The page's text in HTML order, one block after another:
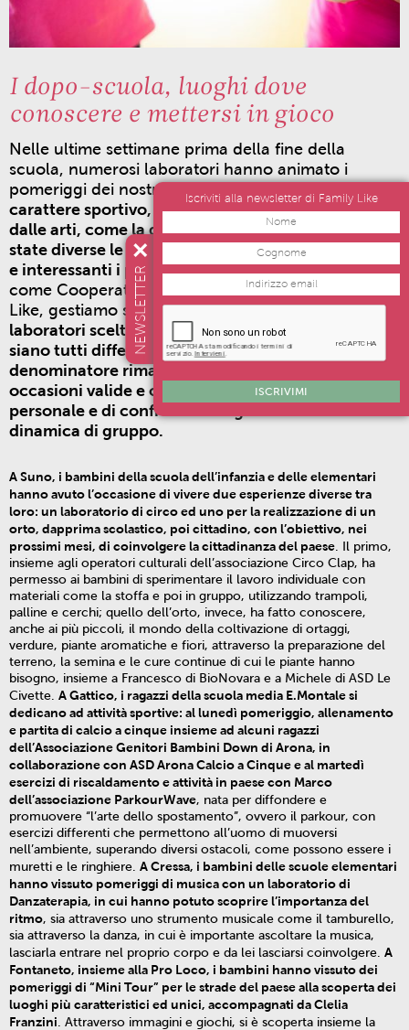
I dopo-scuola, luoghi dove
conoscere e mettersi in gioco
Nelle ultime settimane prima della fine della
scuola, numerosi laboratori hanno animato i
pomeriggi dei nostri dopo-scuola!
carattere sportivo, ad altre legate alla musica,
dalle arti, come la danza, al giardinaggio: sono
state diverse le proposte per rendere più divertenti
e interessanti i pomeriggi dei dopo-scuolache,
come Cooperativa Vedogiovane e progetto Family
Like, gestiamo sul territorio.Nonostante i
laboratori scelti e vissuti dai bambini e dai ragazzi
siano tutti differenti, il minimo comune
denominatore rimane lo stesso per tutti: offrire
occasioni valide e coinvolgenti di crescita
personale e di confronto con gli altri nella
dinamica di gruppo.
A Suno, i bambini della scuola dell’infanzia e delle elementari
hanno avuto l’occasione di vivere due esperienze diverse tra
loro: un laboratorio di circo ed uno per la realizzazione di un
orto, dapprima scolastico, poi cittadino, con l’obiettivo, nei
prossimi mesi, di coinvolgere la cittadinanza del paese . Il primo,
insieme agli operatori culturali dell’associazione Circo Clap, ha
permesso ai bambini di sperimentare il lavoro individuale con
materiali come la stoffa e poi in gruppo, utilizzando trampoli,
palline e cerchi; quello dell’orto, invece, ha fatto conoscere,
anche ai più piccoli, il mondo della coltivazione di ortaggi,
verdure, piante aromatiche e fiori, attraverso la preparazione del
terreno, la semina e le cure continue di cui le piante hanno
bisogno, insieme a Francesco di BioNovara e a Michele di ASD Le
Civette. A Gattico, i ragazzi della scuola media E.Montale si
dedicano ad attività sportive: al lunedì pomeriggio, allenamento
e partita di calcio a cinque insieme ad alcuni ragazzi
dell’Associazione Genitori Bambini Down di Arona, in
collaborazione con ASD Arona Calcio a Cinque e al martedì
esercizi di riscaldamento e attività in paese con Marco
dell’associazione ParkourWave, nata per diffondere e
promuovere “l’arte dello spostamento”, ovvero il parkour, con
esercizi differenti che permettono all’uomo di muoversi
nell’ambiente, superando diversi ostacoli, come possono essere i
muretti e le ringhiere. A Cressa, i bambini delle scuole elementari
hanno vissuto pomeriggi di musica con un laboratorio di
Danzaterapia, in cui hanno potuto scoprire l’importanza del
ritmo, sia attraverso uno strumento musicale come il tamburello,
sia attraverso la danza, in cui è importante ascoltare la musica,
lasciarla entrare nel proprio corpo e da lei lasciarsi coinvolgere. A
Fontaneto, insieme alla Pro Loco, i bambini hanno vissuto dei
pomeriggi di “Mini Tour” per le strade del paese alla scoperta dei
luoghi più caratteristici ed unici, accompagnati da Clelia
Franzini . Attraverso immagini e giochi, si è scoperta insieme la
NEWSLETTER
Iscriviti alla newsletter di Family Like
ISCRIVIMI